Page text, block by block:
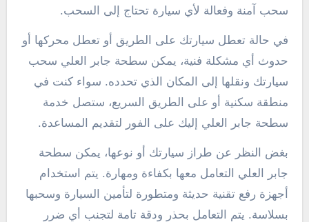
سحب آمنة وفعالة لأي سيارة تحتاج إلى السحب.
في حالة تعطل سيارتك على الطريق أو تعطل محركها أو
حدوث أي مشكلة فنية، يمكن سطحة جابر العلي سحب
سيارتك ونقلها إلى المكان الذي تحدده. سواء كنت في
منطقة سكنية أو على الطريق السريع، ستصل خدمة
سطحة جابر العلي إليك على الفور لتقديم المساعدة.
بغض النظر عن طراز سيارتك أو نوعها، يمكن سطحة
جابر العلي التعامل معها بكفاءة ومهارة. يتم استخدام
أجهزة رفع تقنية حديثة ومتطورة لتأمين السيارة وسحبها
بسلاسة. يتم التعامل بحذر ودقة تامة لتجنب أي ضرر